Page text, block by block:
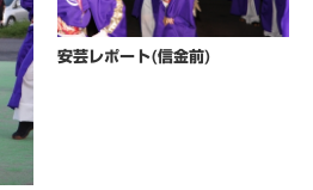
安芸レポート(信金前)